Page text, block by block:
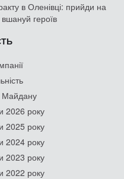
в Оленівці: прийди на
вшануй героїв
2026 року
2025 року
2024 року
2023 року
2022 року